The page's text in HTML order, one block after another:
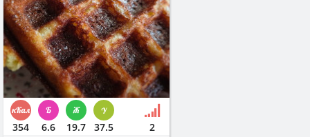
354 6.6 19.7 37.5 2